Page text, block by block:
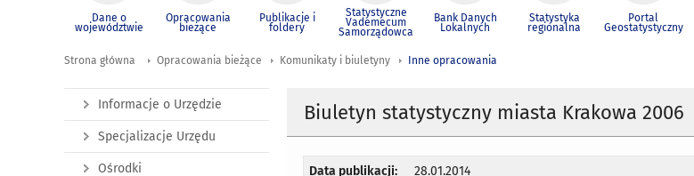
Dane o
województwie
Opracowania
bieżące
Publikacje i
foldery
Statystyczne
Vademecum
Samorządowca
Bank Danych
Lokalnych
Statystyka
regionalna
Portal
Geostatystyczny
Strona główna Opracowania bieżące Komunikaty i biuletyny Inne opracowania
Biuletyn statystyczny miasta Krakowa 2006
Data publikacji: 28.01.2014
Informacje o Urzędzie
Specjalizacje Urzędu
Ośrodki